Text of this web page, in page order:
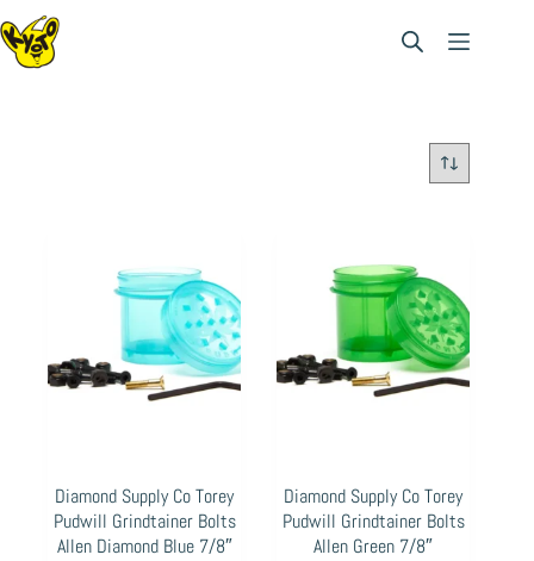
Saltar
al
contenido
Diamond Supply Co Torey
Pudwill Grindtainer Bolts
Allen Diamond Blue 7/8″
Diamond Supply Co Torey
Pudwill Grindtainer Bolts
Allen Green 7/8″